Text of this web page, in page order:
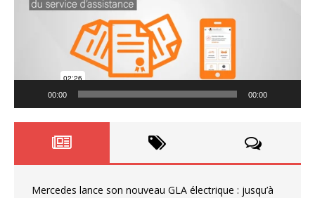
00:00 00:00
Mercedes lance son nouveau GLA électrique : jusqu’à